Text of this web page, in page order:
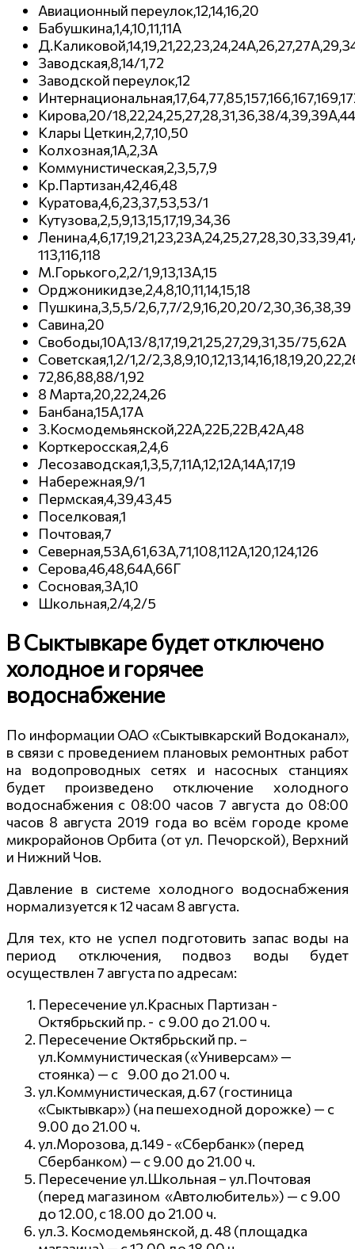
Авиационный переулок,12,14,16,20
Бабушкина,1,4,10,11,11А
Заводская,8,14/1,72
Заводской переулок,12
Кирова,20/18,22,24,25,27,28,31,36,38/
Клары Цеткин,2,7,10,50
Колхозная,1А,2,3А
Коммунистическая,2,3,5,7,9
Кр.Партизан,42,46,48
Куратова,4,6,23,37,53,53/1
Кутузова,2,5,9,13,15,17,19,34,36
113,116,118
М.Горького,2,2/1,9,13,13А,15
Орджоникидзе,2,4,8,10,11,14,15,18
Пушкина,3,5,5/2,6,7,7/2,9,16,20,20/2,30,36,38,39
Савина,20
Свободы,10А,13/8,17,19,21,25,27,29,31,35/75,62А
Советская,1,2/1,2/
72,86,88,88/1,92
8 Марта,20,22,24,26
Банбана,15А,17А
З.Космодемьянской,22А,22Б,22В,42А,48
Корткеросская,2,4,6
Лесозаводская,1,3,5,7,11А,12,12А,14А,17,19
Набережная,9/1
Пермская,4,39,43,45
Поселковая,1
Почтовая,7
Северная,53А,61,63А,71,108,112А,120,124,126
Серова,46,48,64А,66Г
Сосновая,3А,10
Школьная,2/4,2/5
В Сыктывкаре будет отключено
холодное и горячее
водоснабжение
По информации ОАО «Сыктывкарский Водоканал»,
в связи с проведением плановых ремонтных работ
на водопроводных сетях и насосных станциях
будет произведено отключение холодного
водоснабжения с 08:00 часов 7 августа до 08:00
часов 8 августа 2019 года во всём городе кроме
микрорайонов Орбита (от ул. Печорской), Верхний
и Нижний Чов.
Давление в системе холодного водоснабжения
нормализуется к 12 часам 8 августа.
Для тех, кто не успел подготовить запас воды на
период отключения, подвоз воды будет
осуществлен 7 августа по адресам:
Пересечение ул.Красных Партизан -
Октябрьский пр. - с 9.00 до 21.00 ч.
Пересечение Октябрьский пр. –
ул.Коммунистическая («Универсам» —
стоянка) — с 9.00 до 21.00 ч.
ул.Коммунистическая, д.67 (гостиница
«Сыктывкар») (на пешеходной дорожке) — с
9.00 до 21.00 ч.
ул.Морозова, д.149 - «Сбербанк» (перед
Сбербанком) — с 9.00 до 21.00 ч.
Пересечение ул.Школьная – ул.Почтовая
(перед магазином «Автолюбитель») — с 9.00
до 12.00, с 18.00 до 21.00 ч.
ул.З. Космодемьянской, д. 48 (площадка